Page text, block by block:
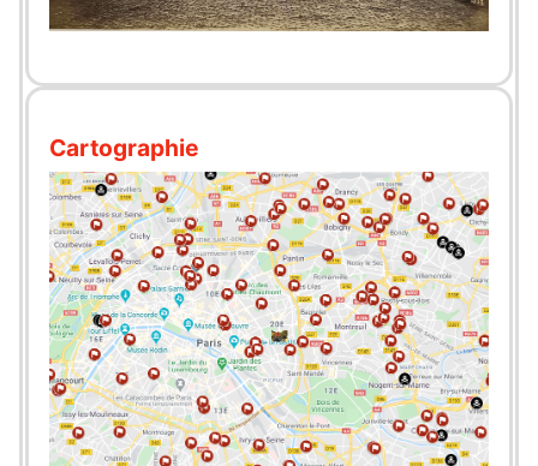
Cartographie